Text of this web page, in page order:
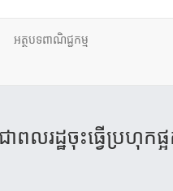
អត្ថបទពាណិជ្ជកម្ម
ពលរដ្ឋ​ចុះធ្វើប្រហុ